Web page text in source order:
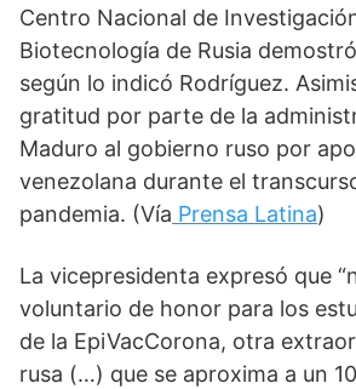
Centro Nacional de
Biotecnología de Rusia
según lo indicó Rodríguez.
gratitud por parte de la
Maduro al gobierno ruso por
venezolana durante el
pandemia. (Vía Prensa Latina)
La vicepresidenta expresó que
voluntario de honor para los
de la EpiVacCorona, otra
rusa (…) que se aproxima a un